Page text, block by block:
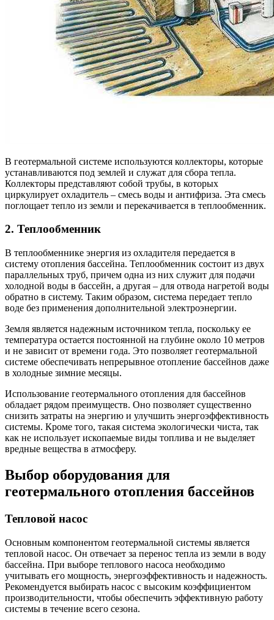
В геотермальной системе используются коллекторы, которые
устанавливаются под землей и служат для сбора тепла.
Коллекторы представляют собой трубы, в которых
циркулирует охладитель – смесь воды и антифриза. Эта смесь
поглощает тепло из земли и перекачивается в теплообменник.
2. Теплообменник
В теплообменнике энергия из охладителя передается в
систему отопления бассейна. Теплообменник состоит из двух
параллельных труб, причем одна из них служит для подачи
холодной воды в бассейн, а другая – для отвода нагретой воды
обратно в систему. Таким образом, система передает тепло
воде без применения дополнительной электроэнергии.
Земля является надежным источником тепла, поскольку ее
температура остается постоянной на глубине около 10 метров
и не зависит от времени года. Это позволяет геотермальной
системе обеспечивать непрерывное отопление бассейнов даже
в холодные зимние месяцы.
Использование геотермального отопления для бассейнов
обладает рядом преимуществ. Оно позволяет существенно
снизить затраты на энергию и улучшить энергоэффективность
системы. Кроме того, такая система экологически чиста, так
как не использует ископаемые виды топлива и не выделяет
вредные вещества в атмосферу.
Выбор оборудования для
геотермального отопления бассейнов
Тепловой насос
Основным компонентом геотермальной системы является
тепловой насос. Он отвечает за перенос тепла из земли в воду
бассейна. При выборе теплового насоса необходимо
учитывать его мощность, энергоэффективность и надежность.
Рекомендуется выбирать насос с высоким коэффициентом
производительности, чтобы обеспечить эффективную работу
системы в течение всего сезона.